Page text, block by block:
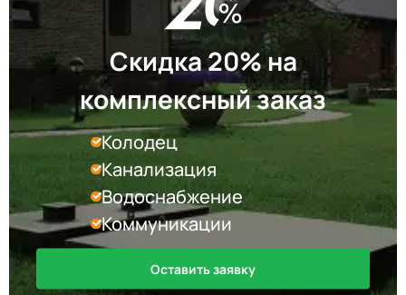
Скидка 20% на
комплексный заказ
Колодец
Канализация
Водоснабжение
Коммуникации
Оставить заявку